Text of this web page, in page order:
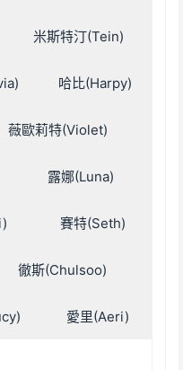
米斯特汀(Tein)
哈比(Harpy)
薇歐莉特(Violet)
露娜(Luna)
賽特(Seth)
徹斯(Chulsoo)
愛里(Aeri)